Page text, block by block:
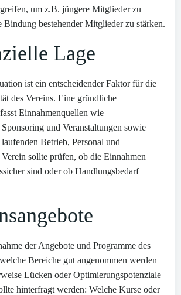
um z.B. jüngere Mitglieder zu
Bindung bestehender Mitglieder zu stärken.
Lage
ist ein entscheidender Faktor für die
des Vereins. Eine gründliche
Einnahmenquellen wie
und Veranstaltungen sowie
Betrieb, Personal und
sollte prüfen, ob die Einnahmen
sind oder ob Handlungsbedarf
der Angebote und Programme des
Bereiche gut angenommen werden
Lücken oder Optimierungspotenziale
hinterfragt werden: Welche Kurse oder